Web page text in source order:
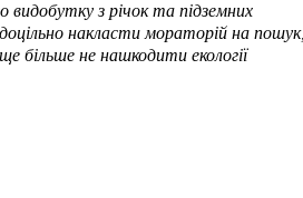
видобутку з річок та підземних
накласти мораторій на пошук,
більше не нашкодити екології